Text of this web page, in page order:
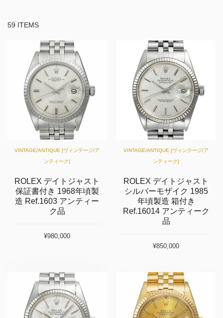
59 ITEMS
VINTAGE/ANTIQUE [ヴィンテージ/ア
ンティーク]
ROLEX デイトジャスト
保証書付き 1968年頃製
造 Ref.1603 アンティー
ク品
¥980,000
VINTAGE/ANTIQUE [ヴィンテージ/ア
ンティーク]
ROLEX デイトジャスト
シルバーモザイク 1985
年頃製造 箱付き
Ref.16014 アンティーク
品
¥850,000